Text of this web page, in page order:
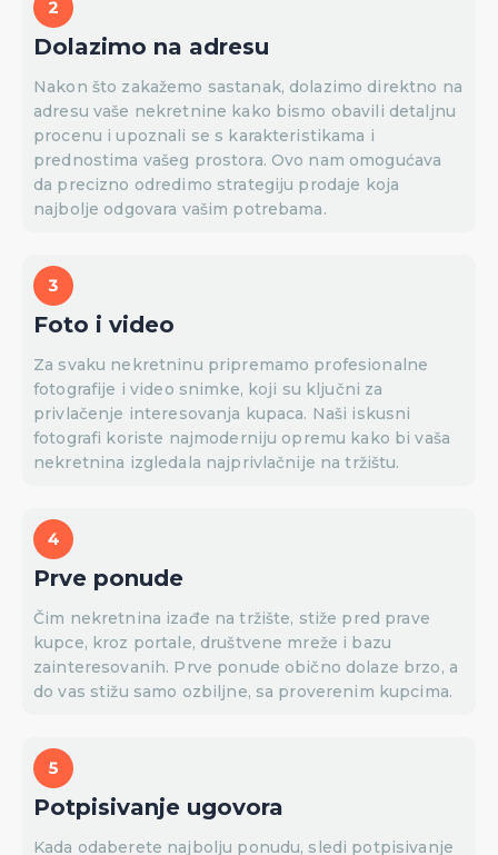
Dolazimo na adresu
Nakon što zakažemo sastanak, dolazimo direktno na
adresu vaše nekretnine kako bismo obavili detaljnu
procenu i upoznali se s karakteristikama i
prednostima vašeg prostora. Ovo nam omogućava
da precizno odredimo strategiju prodaje koja
najbolje odgovara vašim potrebama.
Foto i video
Za svaku nekretninu pripremamo profesionalne
fotografije i video snimke, koji su ključni za
privlačenje interesovanja kupaca. Naši iskusni
fotografi koriste najmoderniju opremu kako bi vaša
nekretnina izgledala najprivlačnije na tržištu.
Prve ponude
Čim nekretnina izađe na tržište, stiže pred prave
kupce, kroz portale, društvene mreže i bazu
zainteresovanih. Prve ponude obično dolaze brzo, a
do vas stižu samo ozbiljne, sa proverenim kupcima.
Potpisivanje ugovora
Kada odaberete najbolju ponudu, sledi potpisivanje